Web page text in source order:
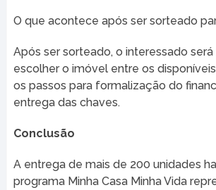
O que acontece após ser sorteado
Após ser sorteado, o interessado
escolher o imóvel entre os
os passos para formalização do
entrega das chaves.
Conclusão
A entrega de mais de 200 unidades
programa Minha Casa Minha Vida